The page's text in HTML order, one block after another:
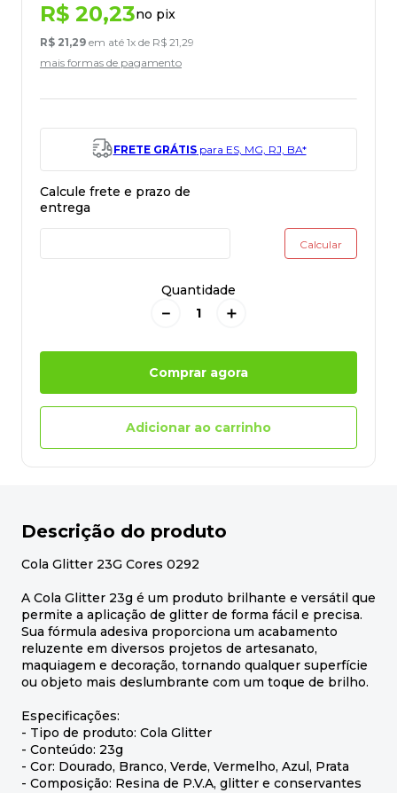
R$ 20,23no pix
R$ 21,29 em até 1x de R$ 21,29
mais formas de pagamento
FRETE GRÁTISpara ES, MG, RJ, BA*
Quantidade
＋
－
Comprar agora
Adicionar ao carrinho
Descrição do produto
Cola Glitter 23G Cores 0292
A Cola Glitter 23g é um produto brilhante e versátil que
permite a aplicação de glitter de forma fácil e precisa.
Sua fórmula adesiva proporciona um acabamento
reluzente em diversos projetos de artesanato,
maquiagem e decoração, tornando qualquer superfície
ou objeto mais deslumbrante com um toque de brilho.
Especificações:
- Tipo de produto: Cola Glitter
- Conteúdo: 23g
- Cor: Dourado, Branco, Verde, Vermelho, Azul, Prata
- Composição: Resina de P.V.A, glitter e conservantes